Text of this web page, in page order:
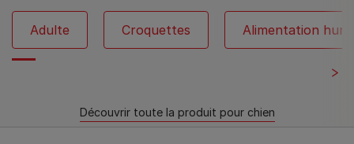
Adulte Croquettes Alimentation
Découvrir toute la produit pour chien